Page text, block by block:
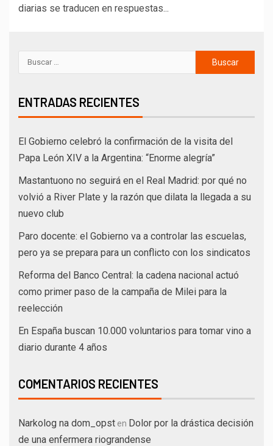
diarias se traducen en respuestas...
ENTRADAS RECIENTES
El Gobierno celebró la confirmación de la visita del
Papa León XIV a la Argentina: “Enorme alegría”
Mastantuono no seguirá en el Real Madrid: por qué no
volvió a River Plate y la razón que dilata la llegada a su
nuevo club
Paro docente: el Gobierno va a controlar las escuelas,
pero ya se prepara para un conflicto con los sindicatos
Reforma del Banco Central: la cadena nacional actuó
como primer paso de la campaña de Milei para la
reelección
En España buscan 10.000 voluntarios para tomar vino a
diario durante 4 años
COMENTARIOS RECIENTES
Narkolog na dom_opst en Dolor por la drástica decisión
de una enfermera riograndense